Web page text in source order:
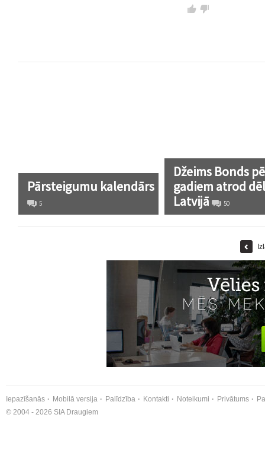
Pārsteigumu kalendārs
5
Džeims Bonds
gadiem atrod
Latvijā
50
Iepazīšanās Mobilā versija Palīdzība Kontakti Noteikumi Privātums
© 2004 - 2026 SIA Draugiem